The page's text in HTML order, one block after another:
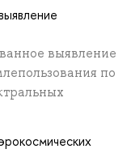
выявление
по